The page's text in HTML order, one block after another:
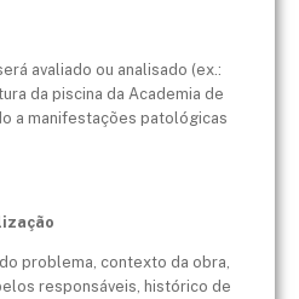
avaliado ou analisado (ex.:
da piscina da Academia de
a manifestações patológicas
problema, contexto da obra,
responsáveis, histórico de